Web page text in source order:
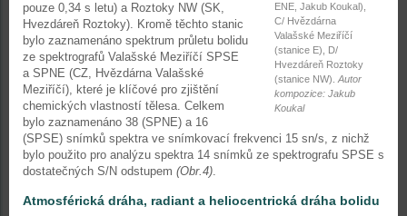
ENE, Jakub Koukal),
C/ Hvězdárna
Valašské Meziříčí
(stanice E), D/
Hvezdáreň Roztoky
(stanice NW). Autor
kompozice: Jakub
Koukal
pouze 0,34 s letu) a Roztoky NW (SK,
Hvezdáreň Roztoky). Kromě těchto stanic
bylo zaznamenáno spektrum průletu bolidu
ze spektrografů Valašské Meziříčí SPSE
a SPNE (CZ, Hvězdárna Valašské
Meziříčí), které je klíčové pro zjištění
chemických vlastností tělesa. Celkem
bylo zaznamenáno 38 (SPNE) a 16
(SPSE) snímků spektra ve snímkovací frekvenci 15 sn/s, z nichž
bylo použito pro analýzu spektra 14 snímků ze spektrografu SPSE s
dostatečných S/N odstupem (Obr.4).
Atmosférická dráha, radiant a heliocentrická dráha bolidu